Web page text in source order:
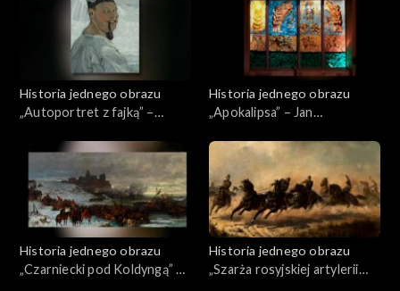
Historia jednego obrazu
„Autoportret z fajką” –
Historia jednego obrazu
„Apokalipsa” – Jan
Historia jednego obrazu
„Czarniecki pod Koldyngą” –
Historia jednego obrazu
„Szarża rosyjskiej artylerii